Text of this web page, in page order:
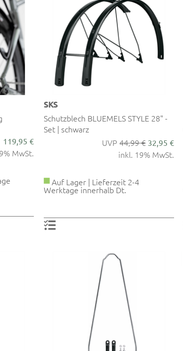
119,95 €
MwSt.
SKS
Schutzblech BLUEMELS STYLE 28" -
Set | schwarz
44,99 € 32,95 €
inkl. 19% MwSt.
Auf Lager | Lieferzeit 2-4
Werktage innerhalb Dt.